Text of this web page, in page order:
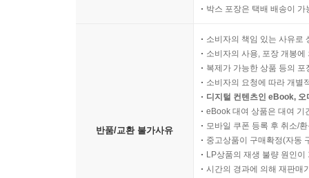
박스 포장은 택배 배송이
반품/교환 불가사유
소비자의 책임 있는 사유로
소비자의 사용, 포장 개봉
복제가 가능한 상품 등의
소비자의 요청에 따라 개별
디지털 컨텐츠인 eBook,
eBook 대여 상품은 대여 기
모바일 쿠폰 등록 후 취소/
중고상품이 구매확정(자동
LP상품의 재생 불량 원인
시간의 경과에 의해 재판매